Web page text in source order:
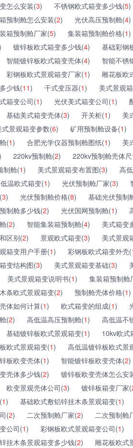
怎么安装(3) 不锈钢欧式箱变多少钱(5)
预制舱怎么安装(2) 光伏高压预制舱(4)
箱预制舱厂家(5) 集装箱预制舱价格(1)
镀锌板欧式箱变多少钱(4) 基础彩钢
智能镀锌板欧式箱变壳体(4) 智能不锈
彩钢板欧式景观箱变厂家(1) 雕花板欧
少钱(11) 干式变压器(1) 美式景观
箱变公司(1) 光伏美式箱变公司(1)
基础美式箱变壳体(3) 开关柜(1) 美
式景观箱变参数(6) 矿用预制舱设备(1)
(1) 合肥光学仪器预制舱图纸(1) 美
220kv预制舱(2) 220kv预制舱壳体
制舱(1) 美式景观箱变布置图(3) 高
温欧式箱变(1) 光伏预制舱厂家(3)
3) 光伏预制舱价格(8) 基础光伏预制
制舱多少钱(2) 光伏国网预制舱(1)
(2) 智能集装箱预制舱(4) 美式箱变
区别(2) 景观欧式箱变(3) 美式景观
箱变用户手册(1) 彩钢板欧式箱变外壳(
变结构图(3) 美式景观箱变基础(3)
美式景观箱变说明书(1) 集装箱预制舱
条欧式景观箱变(2) 预制舱壳体价格(1)
体如何计算(1) 欧式箱变的组成(1)
(2) 高低温高压预制舱(1) 高低温不
基础镀锌板欧式景观箱变(1) 10kv欧式
欧式景观箱变(1) 高低温镀锌板欧式景
板欧变壳体(1) 智能镀锌板欧变壳体(2)
壳体多少钱(2) 镀锌板欧变壳体怎么安
欧变景观壳体公司(3) 镀锌板箱变厂家(
1) 基础欧式敷铝锌挂木条景观箱变(1)
(2) 二次预制舱厂家(2) 二次预制舱
公司(1) 彩钢板欧式景观箱变公司(1)
挂木条景观箱变多少钱(2) 雕花板欧式